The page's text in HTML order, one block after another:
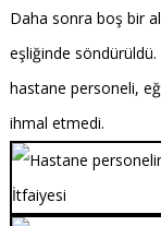
Daha sonra boş bir
eşliğinde
hastane personeli,
ihmal etmedi.